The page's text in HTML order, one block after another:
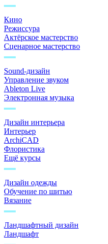
Кино
Режиссура
Актёрское мастерство
Сценарное мастерство
Sound-дизайн
Управление звуком
Ableton Live
Электронная музыка
Дизайн интерьера
Интерьер
ArchiCAD
Флористика
Ещё курсы
Дизайн одежды
Обучение по шитью
Вязание
Ландшафтный дизайн
Ландшафт